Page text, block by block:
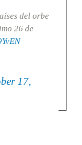
del orbe
26 de
17,